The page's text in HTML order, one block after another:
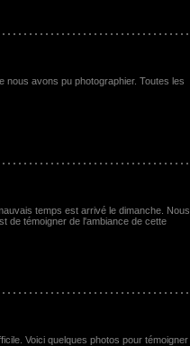
nous avons pu photographier. Toutes les
temps est arrivé le dimanche. Nous
de témoigner de l'ambiance de cette
Voici quelques photos pour témoigner